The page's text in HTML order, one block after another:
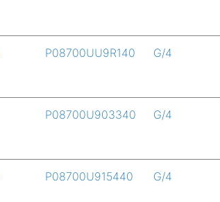
P08700UU9R140 G/4
P08700U903340 G/4
P08700U915440 G/4